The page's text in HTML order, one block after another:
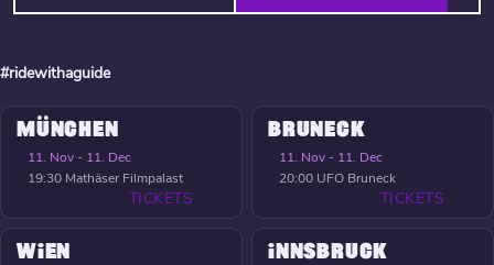
#ridewithaguide
MÜNCHEN
11. Nov - 11. Dec
19:30 Mathäser Filmpalast
TICKETS
BRUNECK
11. Nov - 11. Dec
20:00 UFO Bruneck
TICKETS
WIEN INNSBRUCK